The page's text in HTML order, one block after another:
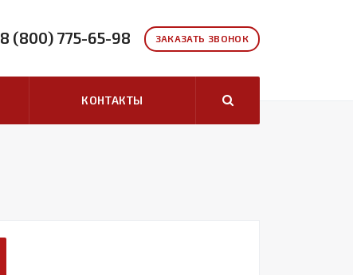
ЗАКАЗАТЬ ЗВОНОК
8 (800) 775-65-98
КОНТАКТЫ